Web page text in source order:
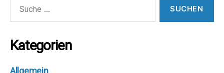
nach:
Kategorien
Allgemein